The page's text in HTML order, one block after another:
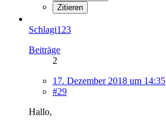
Zitieren
Schlagi123
Beiträge
2
17. Dezember 2018 um 14:35
#29
Hallo,